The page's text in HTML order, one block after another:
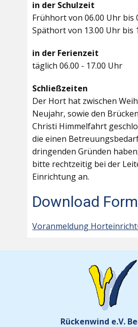
in der Schulzeit
Frühhort von 06.00 Uhr bis
Späthort von 13.00 Uhr bis
in der Ferienzeit
täglich 06.00 - 17.00 Uhr
Schließzeiten
Der Hort hat zwischen
Neujahr, sowie den
Christi Himmelfahrt
die einen
dringenden Gründen
bitte rechtzeitig bei der
Einrichtung an.
Download
Voranmeldung
Rückenwind e.V.